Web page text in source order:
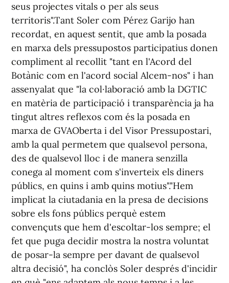
seus projectes vitals o per als seus
territoris".Tant Soler com Pérez Garijo han
recordat, en aquest sentit, que amb la posada
en marxa dels pressupostos participatius donen
compliment al recollit "tant en l'Acord del
Botànic com en l'acord social Alcem-nos" i han
assenyalat que "la col·laboració amb la DGTIC
en matèria de participació i transparència ja ha
tingut altres reflexos com és la posada en
marxa de GVAOberta i del Visor Pressupostari,
amb la qual permetem que qualsevol persona,
des de qualsevol lloc i de manera senzilla
conega al moment com s'inverteix els diners
públics, en quins i amb quins motius"."Hem
implicat la ciutadania en la presa de decisions
sobre els fons públics perquè estem
convençuts que hem d'escoltar-los sempre; el
fet que puga decidir mostra la nostra voluntat
de posar-la sempre per davant de qualsevol
altra decisió", ha conclòs Soler després d'incidir